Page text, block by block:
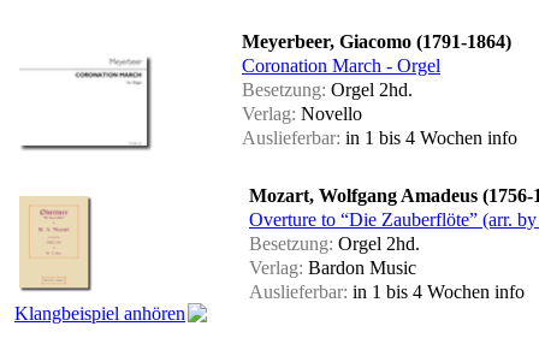
Meyerbeer, Giacomo (1791-1864)
Coronation March - Orgel
Besetzung: Orgel 2hd.
Verlag: Novello
Auslieferbar: in 1 bis 4 Wochen info
Klangbeispiel anhören
Mozart, Wolfgang Amadeus (1756-
Overture to “Die Zauberflöte” (arr.
Besetzung: Orgel 2hd.
Verlag: Bardon Music
Auslieferbar: in 1 bis 4 Wochen info